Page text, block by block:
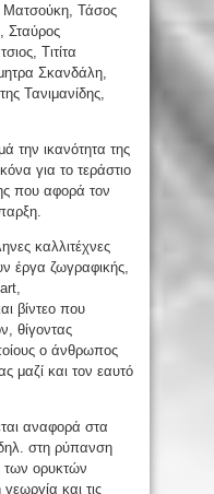
Ματσούκη, Τάσος
Σταύρος
Τιτίτα
Σκανδάλη,
Τανιμανίδης,
την ικανότητα της
για το τεράστιο
που αφορά τον
καλλιτέχνες
έργα ζωγραφικής,
βίντεο που
θίγοντας
ο άνθρωπος
μαζί και τον εαυτό
αναφορά στα
δηλ. στη ρύπανση
των ορυκτών
και τις